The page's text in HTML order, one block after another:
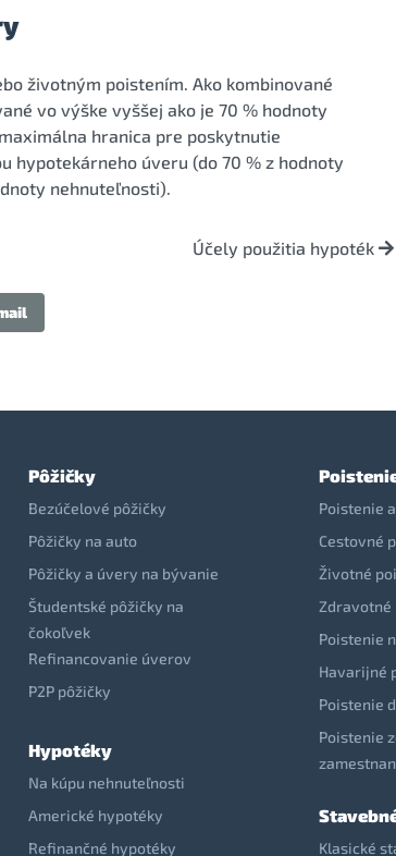
životným poistením. Ako kombinované
vo výške vyššej ako je 70 % hodnoty
hranica pre poskytnutie
hypotekárneho úveru (do 70 % z hodnoty
nehnuteľnosti).
Účely použitia hypoték
Pôžičky
Bezúčelové pôžičky
Pôžičky na auto
Pôžičky a úvery na bývanie
Študentské pôžičky na
čokoľvek
Refinancovanie úverov
P2P pôžičky
Hypotéky
Na kúpu nehnuteľnosti
Americké hypotéky
Refinančné hypotéky
Poistenie
Cestovné
Životné
Zdravotné
Poistenie
Havarijné
Poistenie
Poistenie
Klasické